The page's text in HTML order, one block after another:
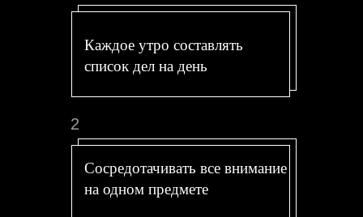
Каждое утро составлять
список дел на день
2
Сосредотачивать все внимание
на одном предмете